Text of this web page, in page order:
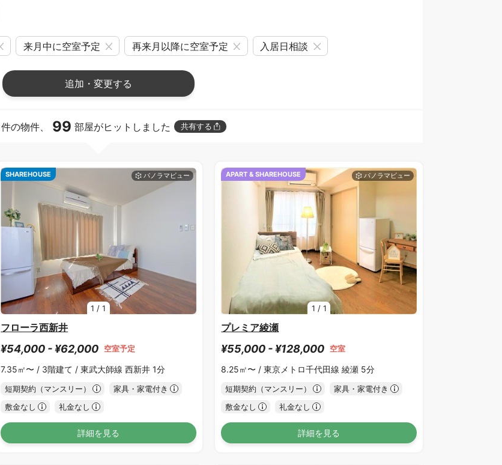
来月中に空室予定 再来月以降に空室予定 入居日相談
追加・変更する
件の物件、 99 部屋がヒットしました 共有する
1 /1
SHAREHOUSE
フローラ西新井
¥54,000 - ¥62,000 空室予定
7.35㎡〜 / 3階建て /東武大師線 西新井 1分
短期契約（マンスリー）
家具・家電付き
敷金なし
礼金なし
詳細を見る
1 / 1
APART & SHAREHOUSE
プレミア綾瀬
¥55,000 - ¥128,000 空室
8.25㎡〜 /東京メトロ千代田線 綾瀬 5分
短期契約（マンスリー）
家具・家電付き
敷金なし
礼金なし
詳細を見る